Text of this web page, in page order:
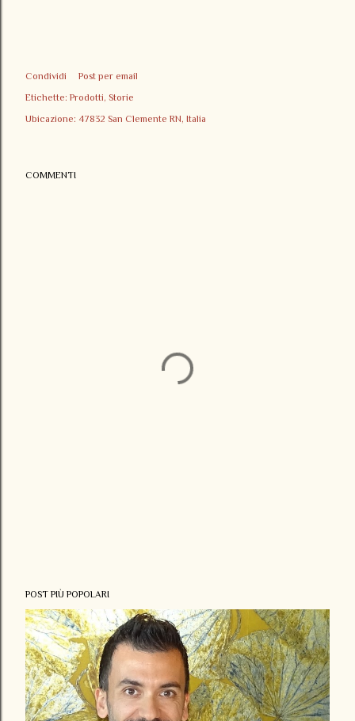
Condividi
Post per email
Etichette: Prodotti Storie
Ubicazione: 47832 San Clemente RN, Italia
COMMENTI
POST PIÙ POPOLARI